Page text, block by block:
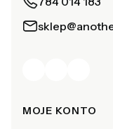
Linki w stopce
MOJE KONTO